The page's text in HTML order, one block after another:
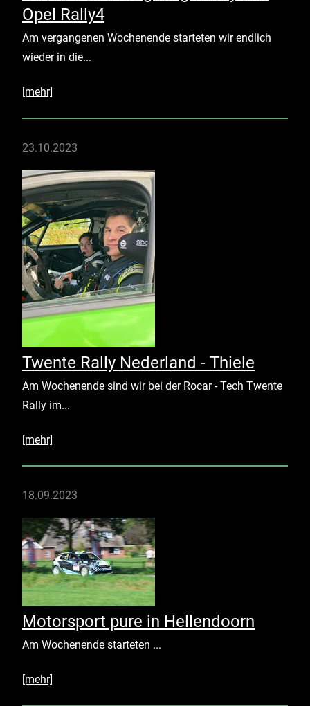
Opel Rally4
Am vergangenen Wochenende starteten wir endlich
wieder in die...
[mehr]
23.10.2023
Twente Rally Nederland - Thiele
Am Wochenende sind wir bei der Rocar - Tech Twente
Rally im...
[mehr]
18.09.2023
Motorsport pure in Hellendoorn
Am Wochenende starteten ...
[mehr]